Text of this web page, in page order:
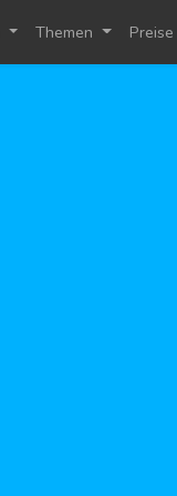
Themen Preise